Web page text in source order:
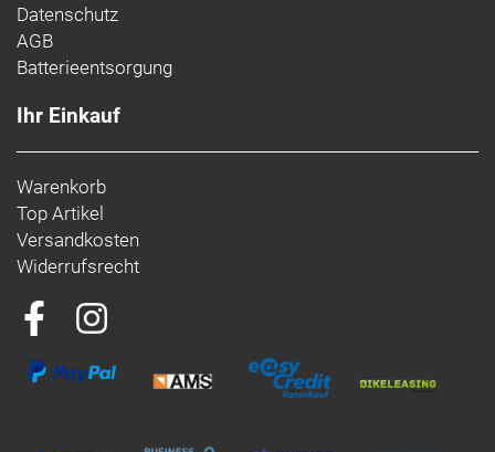
Datenschutz
AGB
Batterieentsorgung
Ihr Einkauf
Warenkorb
Top Artikel
Versandkosten
Widerrufsrecht